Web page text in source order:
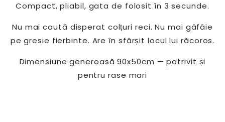
Compact, pliabil, gata de folosit în 3 secunde.
Nu mai caută disperat colțuri reci. Nu mai gâfâie
pe gresie fierbinte. Are în sfârșit locul lui răcoros.
Dimensiune generoasă 90x50cm — potrivit și
pentru rase mari